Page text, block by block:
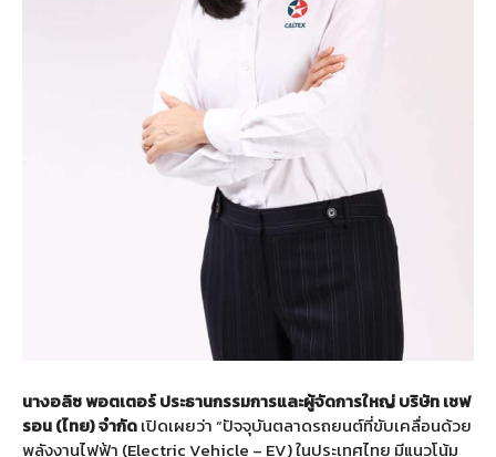
นางอลิซ พอตเตอร์ ประธานกรรมการและผู้จัดการใหญ่ บริษัท เชฟ
รอน (ไทย) จำกัดเปิดเผยว่า “ปัจจุบันตลาดรถยนต์ที่ขับเคลื่อนด้วย
พลังงานไฟฟ้า (Electric Vehicle – EV) ในประเทศไทย มีแนวโน้ม